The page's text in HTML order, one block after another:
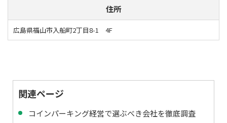
住所
広島県福山市入船町2丁目8-1 4F
関連ページ
コインパーキング経営で選ぶべき会社を徹底調査